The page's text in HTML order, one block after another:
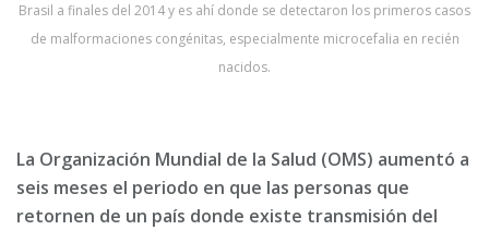
Brasil a finales del 2014 y es ahí donde se detectaron los primeros casos
de malformaciones congénitas, especialmente microcefalia en recién
nacidos.
La Organización Mundial de la Salud (OMS) aumentó a
seis meses el periodo en que las personas que
retornen de un país donde existe transmisión del